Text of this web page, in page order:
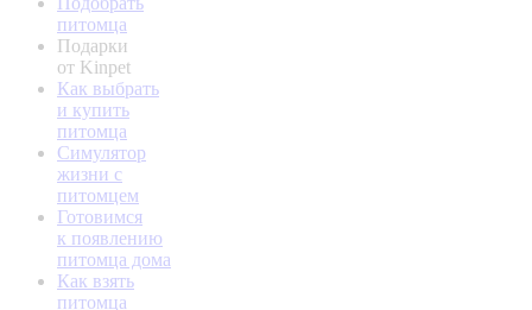
питомца
Подарки
от Kinpet
Как выбрать
и купить
питомца
Симулятор
жизни с
питомцем
Готовимся
к появлению
питомца дома
Как взять
питомца